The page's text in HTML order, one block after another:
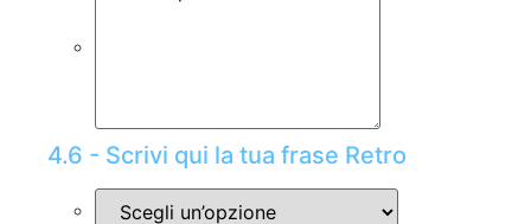
4.6 - Scrivi qui la tua frase Retro